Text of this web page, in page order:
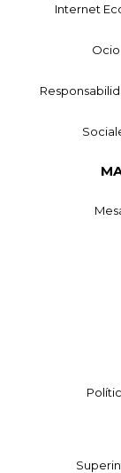
Internet
Ocio